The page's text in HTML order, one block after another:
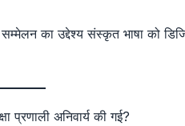
का उद्देश्य संस्कृत भाषा को
प्रणाली अनिवार्य की गई?